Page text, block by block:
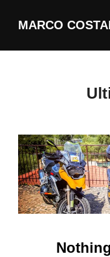
MARCO